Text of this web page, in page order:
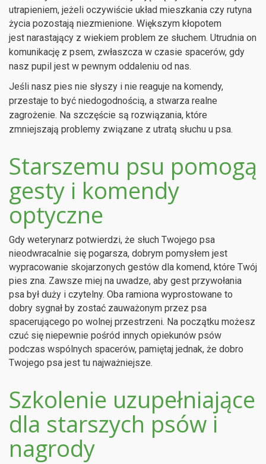
utrapieniem, jeżeli oczywiście układ mieszkania czy rutyna
życia pozostają niezmienione. Większym kłopotem
jest narastający z wiekiem problem ze słuchem. Utrudnia on
komunikację z psem, zwłaszcza w czasie spacerów, gdy
nasz pupil jest w pewnym oddaleniu od nas.
Jeśli nasz pies nie słyszy i nie reaguje na komendy,
przestaje to być niedogodnością, a stwarza realne
zagrożenie. Na szczęście są rozwiązania, które
zmniejszają problemy związane z utratą słuchu u psa.
Starszemu psu pomogą
gesty i komendy
optyczne
Gdy weterynarz potwierdzi, że słuch Twojego psa
nieodwracalnie się pogarsza, dobrym pomysłem jest
wypracowanie skojarzonych gestów dla komend, które Twój
pies zna. Zawsze miej na uwadze, aby gest przywołania
psa był duży i czytelny. Oba ramiona wyprostowane to
dobry sygnał by zostać zauważonym przez psa
spacerującego po wolnej przestrzeni. Na początku możesz
czuć się niepewnie pośród innych opiekunów psów
podczas wspólnych spacerów, pamiętaj jednak, że dobro
Twojego psa jest tu najważniejsze.
Szkolenie uzupełniające
dla starszych psów i
nagrody